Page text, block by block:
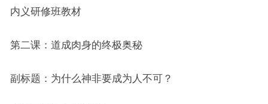
内义研修班教材
第二课：道成肉身的终极奥秘
副标题：为什么神非要成为人不可？